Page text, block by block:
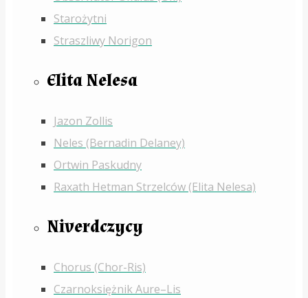
Starożytni
Straszliwy Norigon
Elita Nelesa
Jazon Zollis
Neles (Bernadin Delaney)
Ortwin Paskudny
Raxath Hetman Strzelców (Elita Nelesa)
Niverdczycy
Chorus (Chor-Ris)
Czarnoksiężnik Aure–Lis